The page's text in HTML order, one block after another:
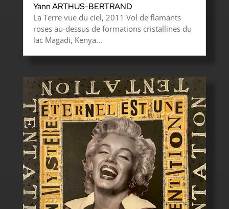
Yann ARTHUS-BERTRAND
La Terre vue du ciel, 2011 Vol de flamants
roses au-dessus de formations cristallines du
lac Magadi, Kenya...